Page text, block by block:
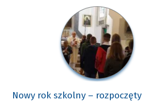
Nowy rok szkolny – rozpoczęty